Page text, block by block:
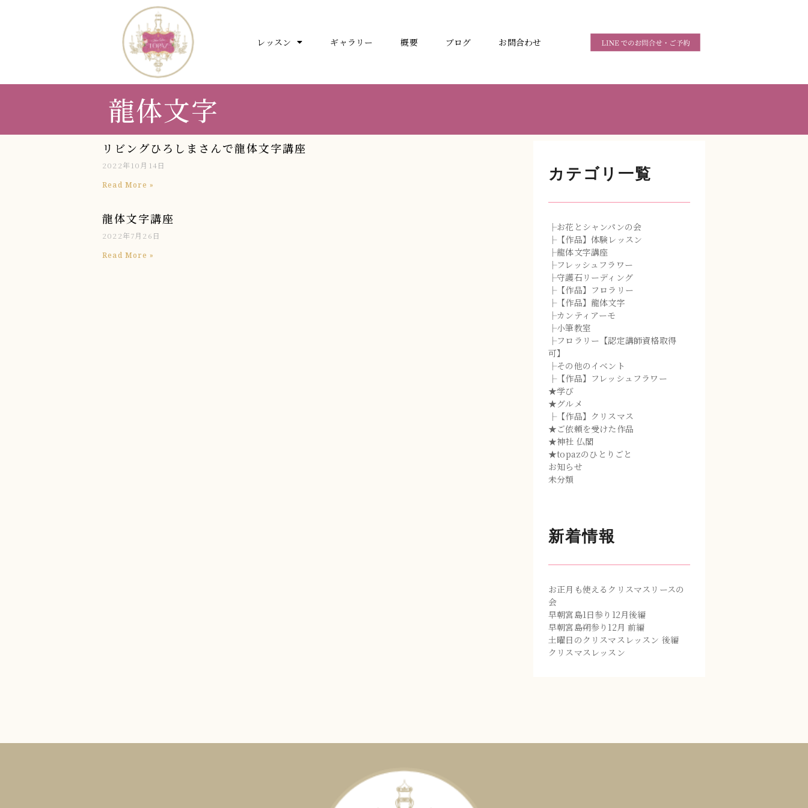
レッスン ギャラリー 概要 ブログ お問合わせ
龍体文字
リビングひろしまさんで龍体文字講座
2022年10月14日
Read More »
龍体文字講座
2022年7月26日
Read More »
カテゴリ一覧
├お花とシャンパンの会
├【作品】体験レッスン
├龍体文字講座
├フレッシュフラワー
├守護石リーディング
├【作品】フロラリー
├【作品】龍体文字
├カンティアーモ
├小筆教室
├フロラリー【認定講師資格取得
可】
├その他のイベント
├【作品】フレッシュフラワー
★学び
★グルメ
├【作品】クリスマス
★ご依頼を受けた作品
★神社 仏閣
★topazのひとりごと
お知らせ
未分類
新着情報
お正月も使えるクリスマスリースの
会
早朝宮島1日参り12月後編
早朝宮島朔参り12月 前編
土曜日のクリスマスレッスン 後編
クリスマスレッスン